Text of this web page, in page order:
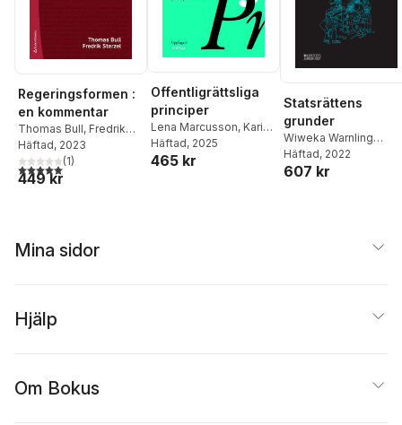
Regeringsformen :
en kommentar
Thomas Bull, Fredrik
Sterzel
Häftad, 2023
5,0utav 5 stjärnor. Totalt antal röster:
(1)
449 kr
Offentligrättsliga
principer
Lena Marcusson, Karin
Åhman, Jane Reichel
Fredrik Sterzel
Häftad, 2025
465 kr
Statsrättens
grunder
Wiweka Warnling
Conradson,Hedvig
Bernitz,Lena
Häftad, 2022
607 kr
Mina sidor
Hjälp
Om Bokus